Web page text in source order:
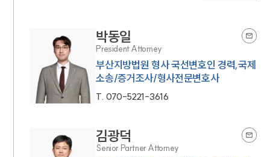
대륜법률상담예약
박동일
President Attorney
부산지방법원 형사 국선변호인 경력,국제
소송/증거조사/형사전문변호사
T. 070-5221-3616
김광덕
Senior Partner Attorney